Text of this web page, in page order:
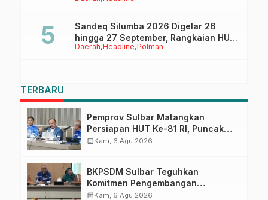
Daerah Headline Polman
Sandeq Silumba 2026 Digelar 26
hingga 27 September, Rangkaian HUT
Sulbar
TERBARU
Pemprov Sulbar Matangkan
Persiapan HUT Ke-81 RI, Puncak
Upacara di Lapangan Ahmad
calendar_monthKam, 6 Agu 2026
BKPSDM Sulbar Teguhkan
Komitmen Pengembangan
Kompetensi ASN melalui
calendar_monthKam, 6 Agu 2026